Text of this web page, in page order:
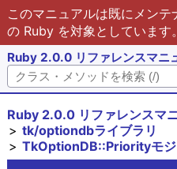
このマニュアルは既にメン
の Ruby を対象としています
Ruby 2.0.0 リファレンスマニ
Ruby 2.0.0 リファレンスマ
tk/optiondbライブラリ
TkOptionDB::Priorityモジ